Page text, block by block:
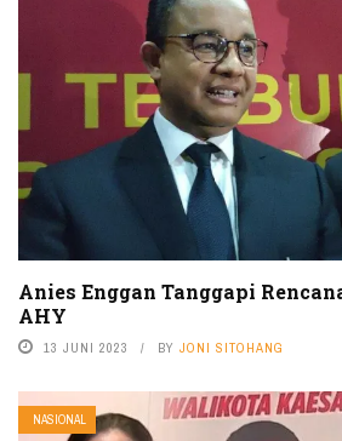
Anies Enggan Tanggapi
AHY
13 JUNI 2023 BY JONI SITOHANG
NASIONAL